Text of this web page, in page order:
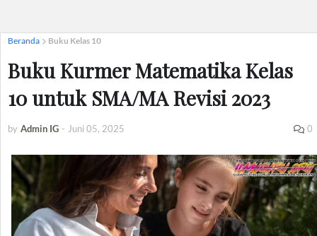
Beranda Buku Kelas 10
Buku Kurmer Matematika Kelas
10 untuk SMA/MA Revisi 2023
by Admin IG - Juni 05, 2025 0